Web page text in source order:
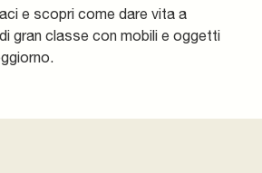
e scopri come dare vita a
gran classe con mobili e oggetti